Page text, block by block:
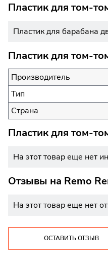
Пластик для том-
Пластик для барабана
Пластик для том-
Производитель
Тип
Страна
Пластик для том-
На этот товар еще нет
Отзывы на Remo
На этот товар еще нет
ОСТАВИТЬ ОТЗЫВ